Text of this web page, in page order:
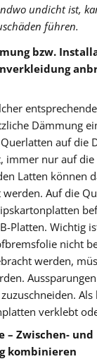
undicht ist,
führen.
bzw.
Dämmung
auf die
immer nur auf die
Latten können
Auf die
Platten. Wichtig
nicht
werden,
verklebt
– Zwischen- und
kombinieren